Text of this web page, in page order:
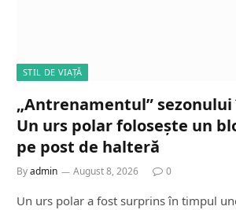
STIL DE VIAȚĂ
„Antrenamentul”
Un urs polar folosește un
pe post de halteră
Byadmin August 8, 2026 0
Un urs polar a fost surprins în timpul